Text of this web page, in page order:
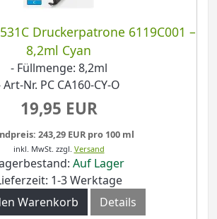
Druckerpatrone 6119C001 –
8,2ml Cyan
- Füllmenge: 8,2ml
Art-Nr. PC CA160-CY-O
19,95 EUR
243,29 EUR pro 100 ml
inkl. MwSt. zzgl. Versand
Auf Lager
1-3 Werktage
Warenkorb
Details